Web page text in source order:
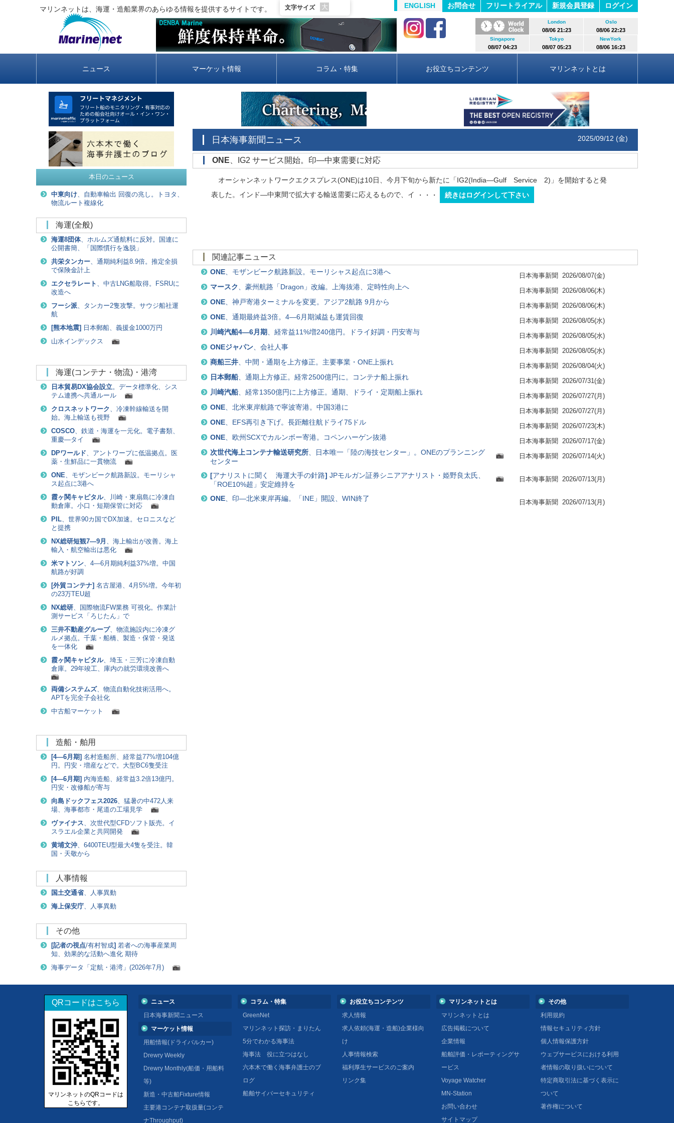
マリンネットは、海運・造船業界のあらゆる情報を提供するサイトです。 文字サイズ 大 ログイン
新規会員登録
フリートライアル
お問合せ
ENGLISH
Oslo
08/06 22:23
London
08/06 21:23
NewYork
08/06 16:23
Tokyo
08/07 05:23
Singapore
08/07 04:23
ニュース マーケット情報 コラム・特集 お役立ちコンテンツ マリンネットとは
日本海事新聞ニュース 2025/09/12 (金)
ONE、IG2 サービス開始。印―中東需要に対応
オーシャンネットワークエクスプレス(ONE)は10日、今月下旬から新たに「IG2(India―Gulf Service 2)」を開始すると発
表した。インド―中東間で拡大する輸送需要に応えるもので、イ
・・・ 続きはログインして下さい
関連記事ニュース
ONE、モザンビーク航路新設。モーリシャス起点に3港へ 2026/08/07(金)
日本海事新聞
マースク 、豪州航路「Dragon」改編。上海抜港、定時性向上へ 2026/08/06(木)
日本海事新聞
ONE、神戸寄港ターミナルを変更。アジア2航路 9月から 2026/08/06(木)
日本海事新聞
ONE、通期最終益3倍。4―6月期減益も運賃回復 2026/08/05(水)
日本海事新聞
川崎汽船4―6月期、経常益11%増240億円。ドライ好調・円安寄与 2026/08/05(水)
日本海事新聞
ONEジャパン、会社人事 2026/08/05(水)
日本海事新聞
商船三井、中間・通期を上方修正。主要事業・ONE上振れ 2026/08/04(火)
日本海事新聞
日本郵船、通期上方修正。経常2500億円に。コンテナ船上振れ 2026/07/31(金)
日本海事新聞
川崎汽船、経常1350億円に上方修正。通期、ドライ・定期船上振れ 2026/07/27(月)
日本海事新聞
ONE、北米東岸航路で寧波寄港。中国3港に 2026/07/27(月)
日本海事新聞
ONE、EFS再引き下げ。長距離往航ドライ75ドル 2026/07/23(木)
日本海事新聞
ONE、欧州SCXでカルンボー寄港。コペンハーゲン抜港 2026/07/17(金)
日本海事新聞
次世代海上コンテナ輸送研究所、日本唯一「陸の海技センター」。ONEのプランニング
センター
2026/07/14(火)
日本海事新聞
[アナリストに聞く 海運大手の針路] JPモルガン証券シニアアナリスト・姫野良太氏、
「ROE10%超」安定維持を
2026/07/13(月)
日本海事新聞
ONE、印―北米東岸再編。「INE」開設、WIN終了 2026/07/13(月)
日本海事新聞
本日のニュース
中東向け 、自動車輸出 回復の兆し。トヨタ、
物流ルート複線化
海運(全般)
海運8団体 、ホルムズ通航料に反対。国連に
公開書簡、「国際慣行を逸脱」
共栄タンカー 、通期純利益8.9倍。推定全損
で保険金計上
エクセラレート
、中古LNG船取得。FSRUに
改造へ
フーシ派 、タンカー2隻攻撃。サウジ船社運
航
[熊本地震]
日本郵船、義援金1000万円
山水インデックス
海運(コンテナ・物流)・港湾
日本貿易DX協会設立。データ標準化、シス
テム連携へ共通ルール
クロスネットワーク
、冷凍幹線輸送を開
始。海上輸送も視野
COSCO 、鉄道・海運を一元化。電子書類、
重慶―タイ
DPワールド 、アントワープに低温拠点。医
薬・生鮮品に一貫物流
ONE 、モザンビーク航路新設。モーリシャ
ス起点に3港へ
霞ヶ関キャピタル、川崎・東扇島に冷凍自
動倉庫。小口・短期保管に対応
PIL 、世界90カ国でDX加速。セロニスなど
と提携
NX総研短観7―9月
、海上輸出が改善。海上
輸入・航空輸出は悪化
米マトソン 、4―6月期純利益37%増。中国
航路が好調
[外貿コンテナ] 名古屋港、4月5%増。今年初
の23万TEU超
NX総研 、国際物流FW業務 可視化。作業計
測サービス「ろじたん」で
三井不動産グループ、物流施設内に冷凍グ
ルメ拠点。千葉・船橋、製造・保管・発送
を一体化
霞ヶ関キャピタル、埼玉・三芳に冷凍自動
倉庫。29年竣工、庫内の就労環境改善へ
両備システムズ、物流自動化技術活用へ。
APTを完全子会社化
中古船マーケット
造船・舶用
[4―6月期] 名村造船所、経常益77%増104億
円。円安・増産などで。大型BC6隻受注
[4―6月期] 内海造船、経常益3.2倍13億円。
円安・改修船が寄与
向島ドックフェス2026 、猛暑の中472人来
場、海事都市・尾道の工場見学
ヴァイナス 、次世代型CFDソフト販売。イ
スラエル企業と共同開発
黄埔文沖 、6400TEU型最大4隻を受注。韓
国・天敬から
人事情報
国土交通省、人事異動
海上保安庁 、人事異動
その他
[記者の視点/有村智成] 若者への海事産業周
知、効果的な活動へ進化 期待
海事データ「定航・港湾」(2026年7月)
QRコードはこちら
マリンネットのQRコードは
こちらです。
ニュース
日本海事新聞ニュース
マーケット情報
用船情報(ドライバルカー)
Drewry Weekly
Drewry Monthly(船価・用船料
等)
新造・中古船Fixture情報
主要港コンテナ取扱量(コンテ
ナThroughput)
コラム・特集
GreenNet
マリンネット探訪・まりたん
5分でわかる海事法
海事法 役に立つはなし
六本木で働く海事弁護士のブ
ログ
船舶サイバーセキュリティ
お役立ちコンテンツ
求人情報
求人依頼(海運・造船)企業様向
け
人事情報検索
福利厚生サービスのご案内
リンク集
マリンネットとは
マリンネットとは
広告掲載について
企業情報
船舶評価・レポーティングサ
ービス
Voyage Watcher
MN-Station
お問い合わせ
サイトマップ
その他
利用規約
情報セキュリティ方針
個人情報保護方針
ウェブサービスにおける利用
者情報の取り扱いについて
特定商取引法に基づく表示に
ついて
著作権について